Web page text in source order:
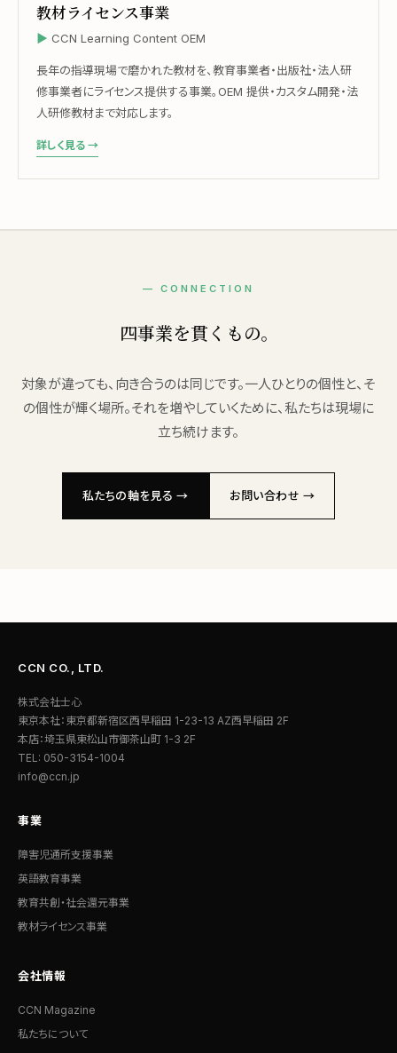
教材ライセンス事業
CCN Learning Content OEM
長年の指導現場で磨かれた教材を、教育事業者・出版社・法人研
修事業者にライセンス提供する事業。OEM 提供・カスタム開発・法
人研修教材まで対応します。
詳しく見る →
— CONNECTION
四事業を貫くもの。
対象が違っても、向き合うのは同じです。一人ひとりの個性と、そ
の個性が輝く場所。それを増やしていくために、私たちは現場に
立ち続けます。
私たちの軸を見る → お問い合わせ →
CCN CO., LTD.
株式会社士心
東京本社：東京都新宿区西早稲田 1-23-13 AZ西早稲田 2F
本店：埼玉県東松山市御茶山町 1-3 2F
TEL: 050-3154-1004
info@ccn.jp
事業
障害児通所支援事業
英語教育事業
教育共創・社会還元事業
教材ライセンス事業
会社情報
CCN Magazine
私たちについて